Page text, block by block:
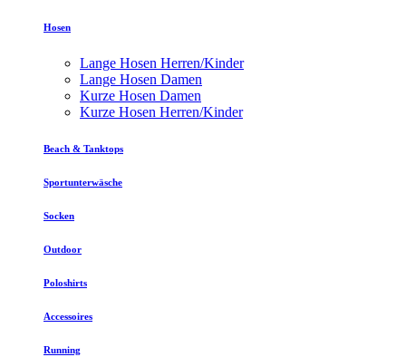
Hosen
Lange Hosen Herren/Kinder
Lange Hosen Damen
Kurze Hosen Damen
Kurze Hosen Herren/Kinder
Beach & Tanktops
Sportunterwäsche
Socken
Outdoor
Poloshirts
Accessoires
Running